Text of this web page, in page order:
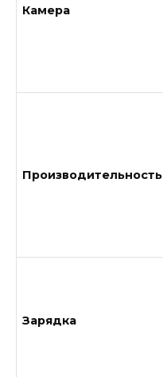
Камера
Производительность
Зарядка